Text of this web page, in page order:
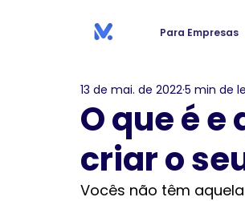
Para Empresas
O que é
criar o
13 de mai. de 20225 min de
Vocês não têm